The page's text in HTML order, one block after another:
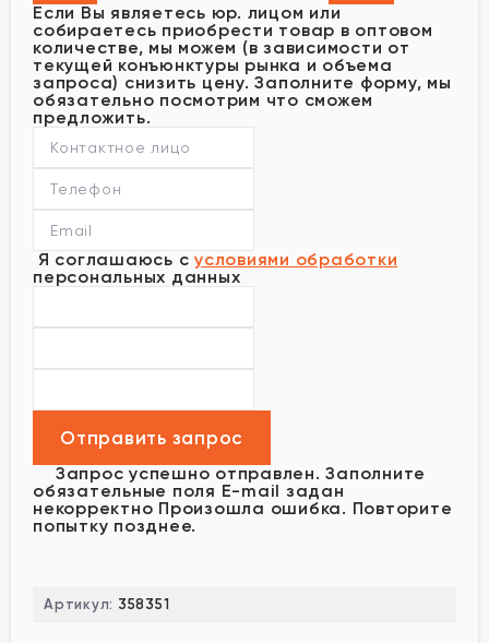
Если Вы являетесь юр. лицом или
собираетесь приобрести товар в оптовом
количестве, мы можем (в зависимости от
текущей конъюнктуры рынка и объема
запроса) снизить цену. Заполните форму, мы
обязательно посмотрим что сможем
предложить.
Я соглашаюсь с условиями обработки
персональных данных
Запрос успешно отправлен. Заполните
обязательные поля E-mail задан
некорректно Произошла ошибка. Повторите
попытку позднее.
Артикул: 358351